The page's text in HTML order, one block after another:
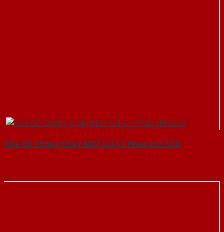
Cửa Gỗ Chống Cháy MDF O4-C1 Phào chi-SGD